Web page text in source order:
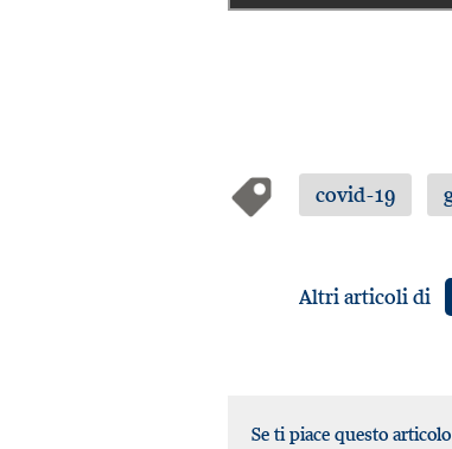
covid-19
Altri articoli di
Se ti piace questo